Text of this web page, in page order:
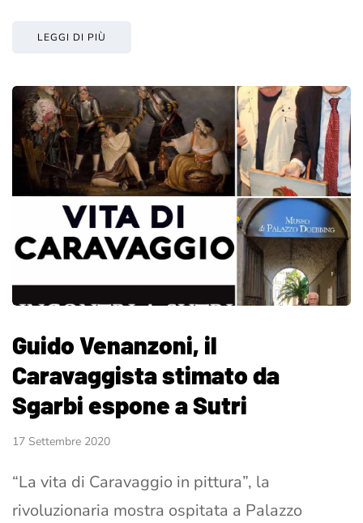
LEGGI DI PIÙ
Guido Venanzoni, il
Caravaggista stimato da
Sgarbi espone a Sutri
17 Settembre 2020
“La vita di Caravaggio in pittura”, la
rivoluzionaria mostra ospitata a Palazzo